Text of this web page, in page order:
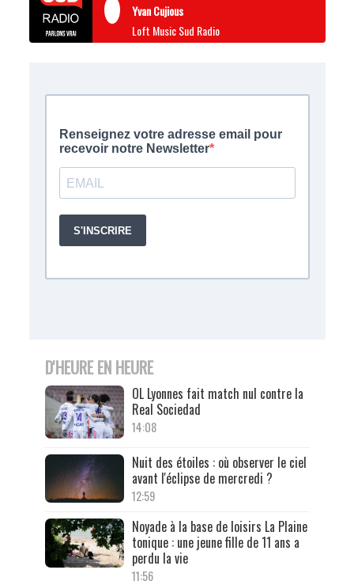
Yvan Cujious
Loft Music Sud Radio
D'HEURE EN HEURE
OL Lyonnes fait match nul contre la
Real Sociedad
14:08
Nuit des étoiles : où observer le ciel
avant l'éclipse de mercredi ?
12:59
Noyade à la base de loisirs La Plaine
tonique : une jeune fille de 11 ans a
perdu la vie
11:56